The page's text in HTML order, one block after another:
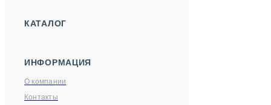
КАТАЛОГ
ИНФОРМАЦИЯ
О компании
Контакты